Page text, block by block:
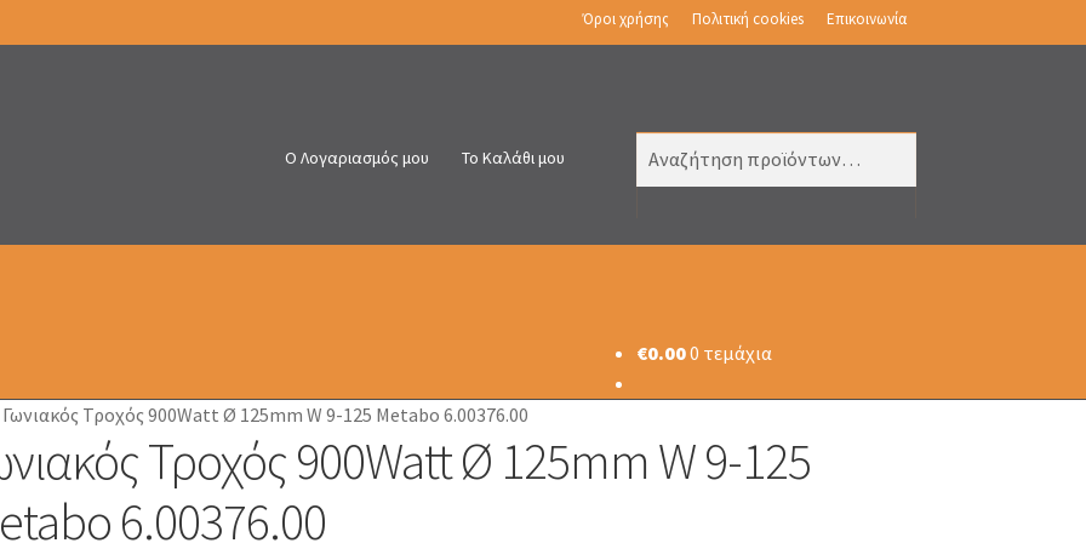
Όροι χρήσης Πολιτική cookies Επικοινωνία
Ο Λογαριασμός μου Το Καλάθι μου
Αναζήτηση
Αναζήτηση
€0.000 τεμάχια
Γωνιακός Τροχός 900Watt Ø 125mm W 9-125 Metabo 6.00376.00
Τροχός 900Watt Ø 125mm W 9-125
6.00376.00